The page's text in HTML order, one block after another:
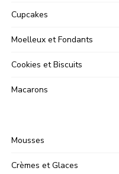
Cupcakes
Moelleux et Fondants
Cookies et Biscuits
Macarons
Mousses
Crèmes et Glaces